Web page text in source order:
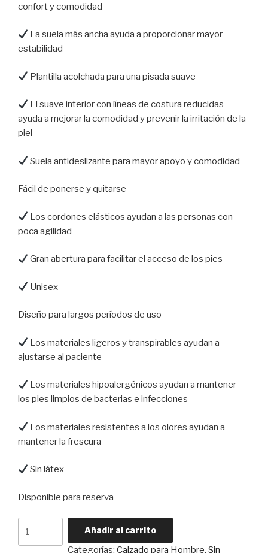
confort y comodidad
La suela más ancha ayuda a proporcionar mayor
estabilidad
Plantilla acolchada para una pisada suave
El suave interior con líneas de costura reducidas
ayuda a mejorar la comodidad y prevenir la irritación de la
piel
Suela antideslizante para mayor apoyo y comodidad
Fácil de ponerse y quitarse
Los cordones elásticos ayudan a las personas con
poca agilidad
Gran abertura para facilitar el acceso de los pies
Unisex
Diseño para largos períodos de uso
Los materiales ligeros y transpirables ayudan a
ajustarse al paciente
Los materiales hipoalergénicos ayudan a mantener
los pies limpios de bacterias e infecciones
Los materiales resistentes a los olores ayudan a
mantener la frescura
Sin látex
Disponible para reserva
para
Añadir al carrito
Categorías: Calzado para Hombre, Sin